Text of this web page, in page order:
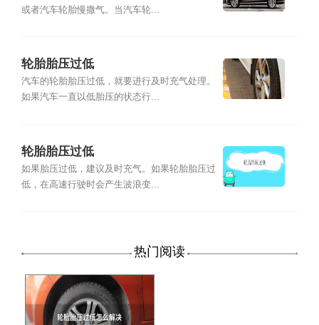
或者汽车轮胎慢撒气。当汽车轮...
轮胎胎压过低
汽车的轮胎胎压过低，就要进行及时充气处理。
如果汽车一直以低胎压的状态行...
轮胎胎压过低
如果胎压过低，建议及时充气。如果轮胎胎压过
低，在高速行驶时会产生波浪变...
热门阅读